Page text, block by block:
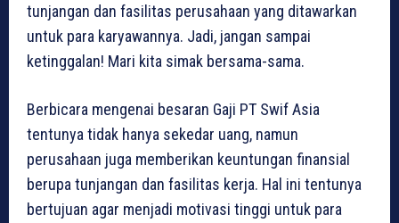
tunjangan dan fasilitas perusahaan yang ditawarkan
untuk para karyawannya. Jadi, jangan sampai
ketinggalan! Mari kita simak bersama-sama.
Berbicara mengenai besaran Gaji PT Swif Asia
tentunya tidak hanya sekedar uang, namun
perusahaan juga memberikan keuntungan finansial
berupa tunjangan dan fasilitas kerja. Hal ini tentunya
bertujuan agar menjadi motivasi tinggi untuk para